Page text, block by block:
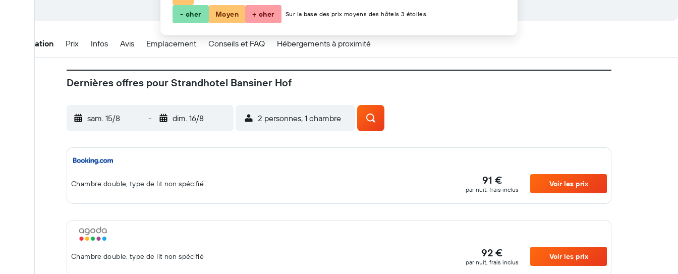
Présentation Prix Infos Avis Emplacement Conseils et FAQ Hébergements à proximité
Dernières offres pour Strandhotel Bansiner Hof
sam. 15/8 - dim. 16/8 2 personnes, 1 chambre
Chambre double, type de lit non spécifié 91 €
par nuit, frais inclus
Voir les prix
Chambre double, type de lit non spécifié 92 €
par nuit, frais inclus
Voir les prix
- cher Moyen + cher Sur la base des prix moyens des hôtels 3 étoiles.